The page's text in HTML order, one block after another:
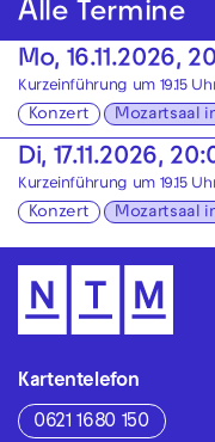
Alle Termine
Mo, 16.11.2026,
Kurzeinführung um 19.15
Konzert Mozartsaal
Di, 17.11.2026,
Kurzeinführung um 19.15
Konzert Mozartsaal
Kartentelefon
0621 1680 150